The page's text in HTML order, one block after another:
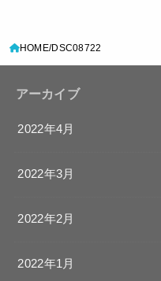
HOME DSC08722
アーカイブ
2022年4月
2022年3月
2022年2月
2022年1月